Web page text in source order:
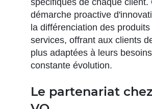
spécifiques de chaque client.
démarche proactive
la différenciation des
services, offrant aux clients
plus adaptées à leurs
constante évolution.
Le partenariat